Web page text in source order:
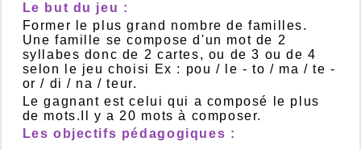
Le but du jeu :
Former le plus grand nombre de familles.
Une famille se compose d'un mot de 2
syllabes donc de 2 cartes, ou de 3 ou de 4
selon le jeu choisi Ex : pou / le - to / ma / te -
or / di / na / teur.
Le gagnant est celui qui a composé le plus
de mots.Il y a 20 mots à composer.
Les objectifs pédagogiques :